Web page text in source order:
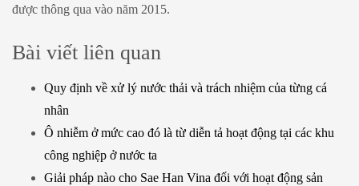
được thông qua vào năm 2015.
Bài viết liên quan
Quy định về xử lý nước thải và trách nhiệm của từng cá
nhân
Ô nhiễm ở mức cao đó là từ diễn tả hoạt động tại các khu
công nghiệp ở nước ta
Giải pháp nào cho Sae Han Vina đối với hoạt động sản